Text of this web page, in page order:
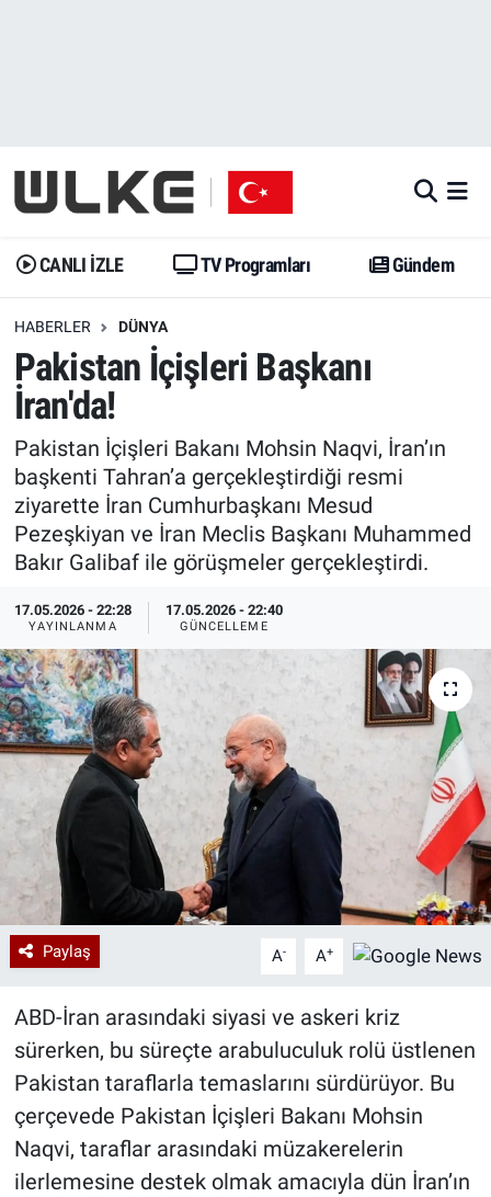
CANLI İZLE TV Programları Gündem
HABERLER DÜNYA
Pakistan İçişleri Başkanı
İran'da!
Pakistan İçişleri Bakanı Mohsin Naqvi, İran’ın
başkenti Tahran’a gerçekleştirdiği resmi
ziyarette İran Cumhurbaşkanı Mesud
Pezeşkiyan ve İran Meclis Başkanı Muhammed
Bakır Galibaf ile görüşmeler gerçekleştirdi.
17.05.2026 - 22:28
YAYINLANMA
17.05.2026 - 22:40
GÜNCELLEME
Paylaş A- A+
ABD-İran arasındaki siyasi ve askeri kriz
sürerken, bu süreçte arabuluculuk rolü üstlenen
Pakistan taraflarla temaslarını sürdürüyor. Bu
çerçevede Pakistan İçişleri Bakanı Mohsin
Naqvi, taraflar arasındaki müzakerelerin
ilerlemesine destek olmak amacıyla dün İran’ın
Gündem
Dünya
Erişim Bilgileri
Ekonomi
Trend
Özel Haberler
Gündem
Trend
Erişim Bilgileri
Spor
Ekonomi
Dünya
Kadın
Erişim Bilgileri
Sağlık
Teknoloji
Ramazan
İstanbul Namaz Vakitleri
Trafik Durumu
Erişim Bilgileri
Tüm Manşetler
Son Dakika Haberleri
Haber Arşivi